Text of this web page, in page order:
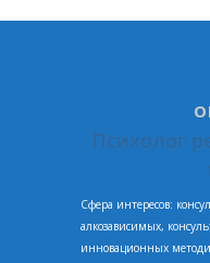
Психолог
Сфера интересов:
алкозависимых,
инновационных